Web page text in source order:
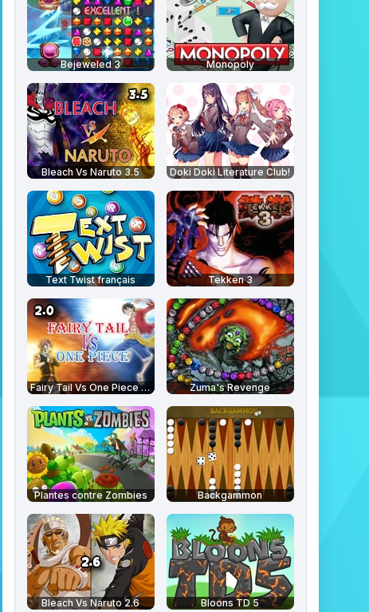
Bejeweled 3 Monopoly
Bleach Vs Naruto 3.5 Doki Doki Literature Club!
Text Twist français Tekken 3
Fairy Tail Vs One Piece 2.0 Zuma's Revenge
Plantes contre Zombies Backgammon
Bleach Vs Naruto 2.6 Bloons TD 5